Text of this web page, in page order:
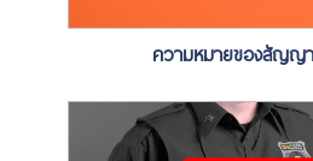
ความหมายของสัญญ